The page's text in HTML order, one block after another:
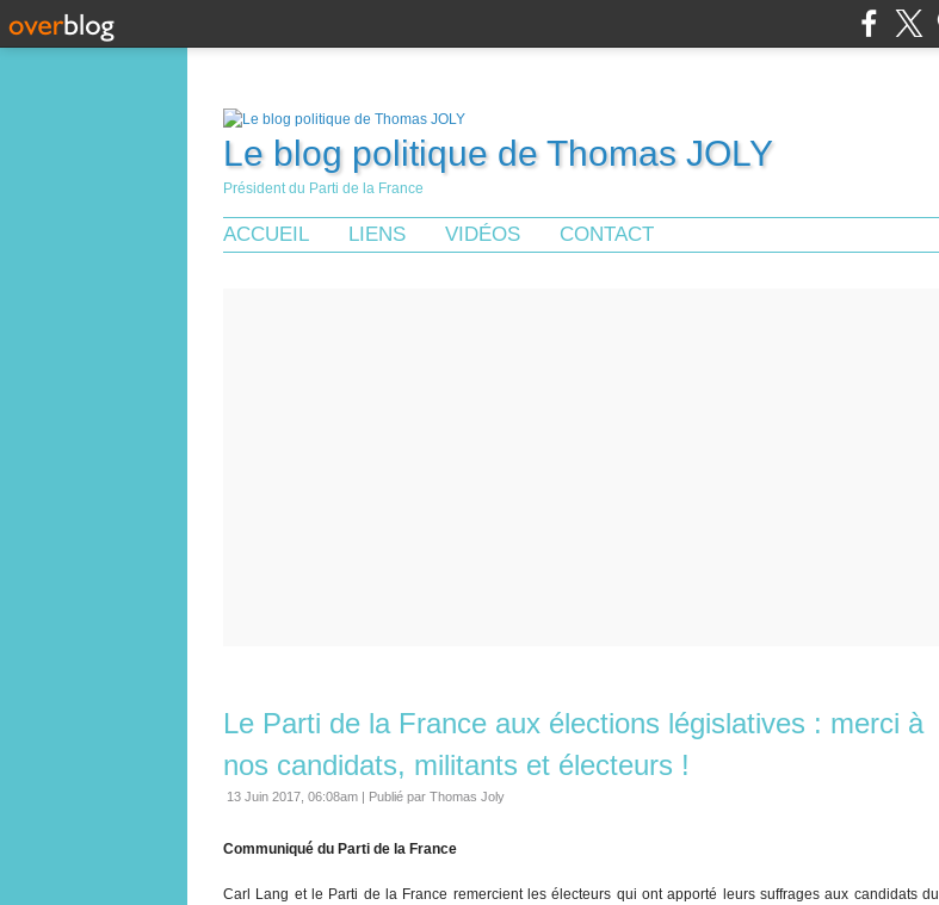
Le blog politique de Thomas JOLY
Président du Parti de la France
ACCUEIL LIENS VIDÉOS CONTACT
Le Parti de la France aux élections législatives : merci à
nos candidats, militants et électeurs !
13 Juin 2017, 06:08am | Publié par Thomas Joly
Communiqué du Parti de la France
Carl Lang et le Parti de la France remercient les électeurs qui ont apporté leurs suffrages aux candidats du